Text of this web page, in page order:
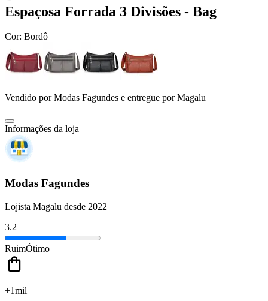
Espaçosa Forrada 3 Divisões - Bag
Cor: Bordô
Vendido porModas Fagundes e entregue por Magalu
Informações da loja
Modas Fagundes
Lojista Magalu desde 2022
3.2
RuimÓtimo
+1mil